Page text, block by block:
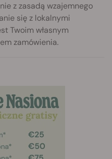
z zasadą wzajemnego
się z lokalnymi
Twoim własnym
zamówienia.